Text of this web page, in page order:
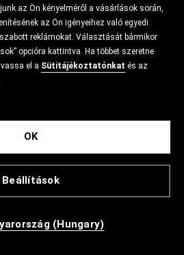
az Ön kényelméről a vásárlások során,
az Ön igényeihez való egyedi
reklámokat. Választását bármikor
opcióra kattintva. Ha többet szeretne
el a Sütitájékoztatónkat és az
Beállítások
OK
(Hungary)